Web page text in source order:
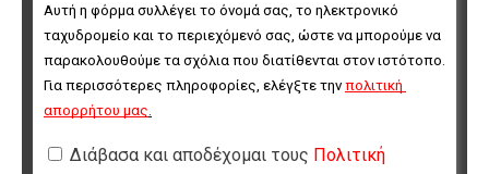
Αυτή η φόρμα συλλέγει το όνομά σας, το ηλεκτρονικό
ταχυδρομείο και το περιεχόμενό σας, ώστε να μπορούμε να
παρακολουθούμε τα σχόλια που διατίθενται στον ιστότοπο.
Για περισσότερες πληροφορίες, ελέγξτε την πολιτική
απορρήτου μας.
Διάβασα και αποδέχομαι τους Πολιτική